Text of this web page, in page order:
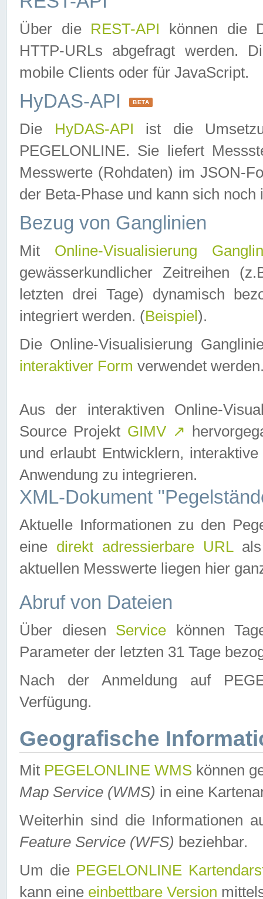
Über die REST-API können die
HTTP-URLs abgefragt werden.
mobile Clients oder für JavaScript.
HyDAS-API BETA
Die HyDAS-API ist die
PEGELONLINE. Sie liefert
Messwerte (Rohdaten) im JSON-
der Beta-Phase und kann sich noch
Bezug von Ganglinien
Mit Online-Visualisierung
gewässerkundlicher Zeitreihen
letzten drei Tage) dynamisch
integriert werden. (Beispiel ).
Die Online-Visualisierung
interaktiver Form verwendet
Aus der interaktiven Online-
Source Projekt GIMV ↗
und erlaubt Entwicklern,
Anwendung zu integrieren.
XML-Dokument
Aktuelle Informationen zu den
eine direkt adressierbare URLals
aktuellen Messwerte liegen hier
Abruf von Dateien
Über diesen Service können
Parameter der letzten 31 Tage
Nach der Anmeldung auf
Verfügung.
Geografische
Mit PEGELONLINE WMS können
Map Service (WMS) in eine
Weiterhin sind die Informationen
Feature Service (WFS) beziehbar.
Um die PEGELONLINE
kann eine einbettbare Version